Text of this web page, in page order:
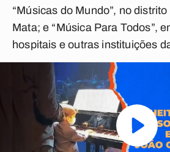
“Músicas do Mundo”, no
Mata; e “Música Para Todos”,
hospitais e outras instituições